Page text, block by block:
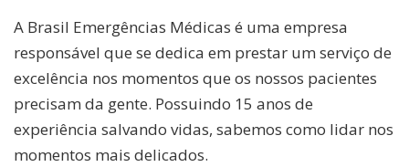
A Brasil Emergências Médicas é uma empresa
responsável que se dedica em prestar um serviço de
excelência nos momentos que os nossos pacientes
precisam da gente. Possuindo 15 anos de
experiência salvando vidas, sabemos como lidar nos
momentos mais delicados.